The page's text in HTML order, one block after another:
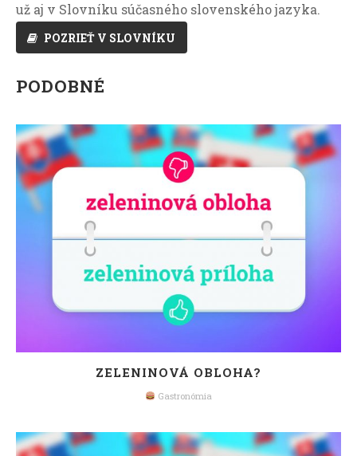
už aj v Slovníku súčasného slovenského jazyka.
POZRIEŤ V SLOVNÍKU
PODOBNÉ
ZELENINOVÁ OBLOHA?
Gastronómia